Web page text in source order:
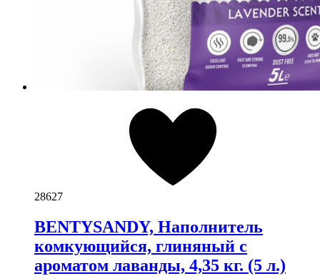
28627
BENTYSANDY, Наполнитель
комкующийся, глиняный с
ароматом лаванды, 4,35 кг. (5 л.)